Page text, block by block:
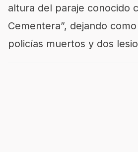
altura del paraje conocido
Cementera”, dejando
policías muertos y dos